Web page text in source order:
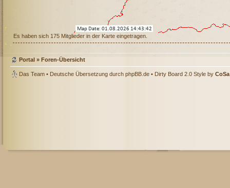
Es haben sich 175 Mitglieder in der Karte eingetragen.
Portal » Foren-Übersicht
Das Team • Deutsche Übersetzung durch phpBB.de • Dirty Board 2.0 Style by